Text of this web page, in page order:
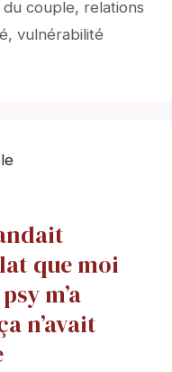
couple, relations
, vulnérabilité
que moi
m’a
n’avait